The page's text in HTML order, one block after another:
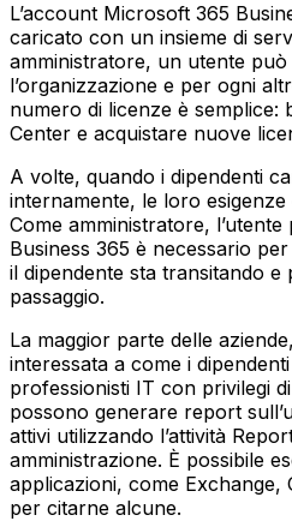
L’account Microsoft 365
caricato con un insieme di
amministratore, un utente
l’organizzazione e per ogni
numero di licenze è semplice:
Center e acquistare nuove
A volte, quando i dipendenti
internamente, le loro esigenze
Come amministratore,
Business 365 è necessario
il dipendente sta transitando
passaggio.
La maggior parte delle
interessata a come i
professionisti IT con privilegi
possono generare report
attivi utilizzando l’attività
amministrazione. È possibile
applicazioni, come Exchange,
per citarne alcune.